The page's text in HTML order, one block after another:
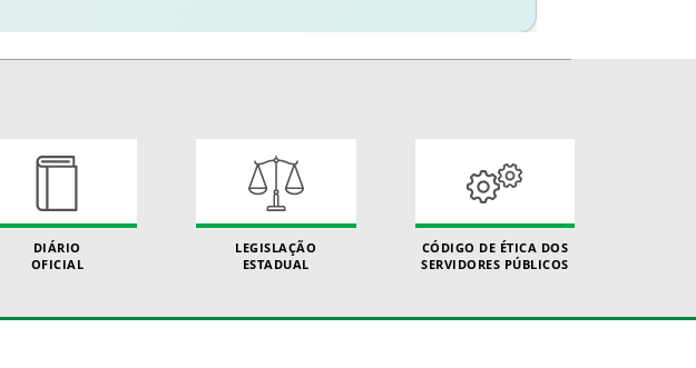
DIÁRIO
OFICIAL
LEGISLAÇÃO
ESTADUAL
CÓDIGO DE ÉTICA DOS
SERVIDORES PÚBLICOS